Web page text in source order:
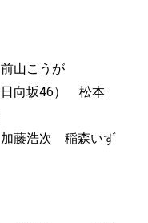
山こうが
向坂46） 松本
藤浩次 稲森いず